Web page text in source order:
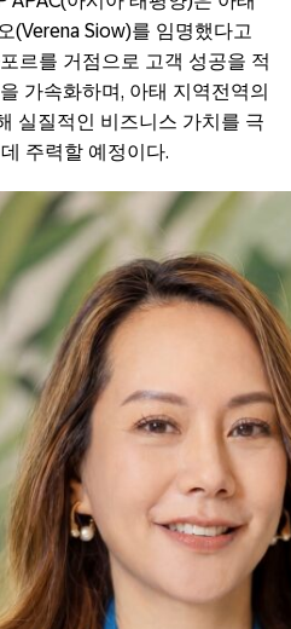
(Verena Siow)를 임명했다고
르를 거점으로 고객 성공을 적
가속화하며, 아태 지역전역의
실질적인 비즈니스 가치를 극
데 주력할 예정이다.